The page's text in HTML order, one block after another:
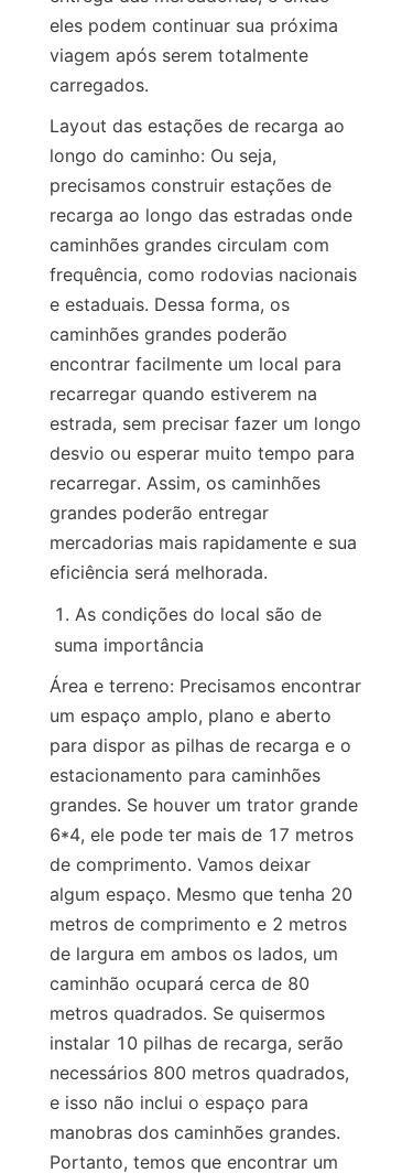
eles podem continuar sua próxima
viagem após serem totalmente
carregados.
Layout das estações de recarga ao
longo do caminho: Ou seja,
precisamos construir estações de
recarga ao longo das estradas onde
caminhões grandes circulam com
frequência, como rodovias nacionais
e estaduais. Dessa forma, os
caminhões grandes poderão
encontrar facilmente um local para
recarregar quando estiverem na
estrada, sem precisar fazer um longo
desvio ou esperar muito tempo para
recarregar. Assim, os caminhões
grandes poderão entregar
mercadorias mais rapidamente e sua
eficiência será melhorada.
As condições do local são de
suma importância
Área e terreno: Precisamos encontrar
um espaço amplo, plano e aberto
para dispor as pilhas de recarga e o
estacionamento para caminhões
grandes. Se houver um trator grande
6*4, ele pode ter mais de 17 metros
de comprimento. Vamos deixar
algum espaço. Mesmo que tenha 20
metros de comprimento e 2 metros
de largura em ambos os lados, um
caminhão ocupará cerca de 80
metros quadrados. Se quisermos
instalar 10 pilhas de recarga, serão
necessários 800 metros quadrados,
e isso não inclui o espaço para
manobras dos caminhões grandes.
Portanto, temos que encontrar um